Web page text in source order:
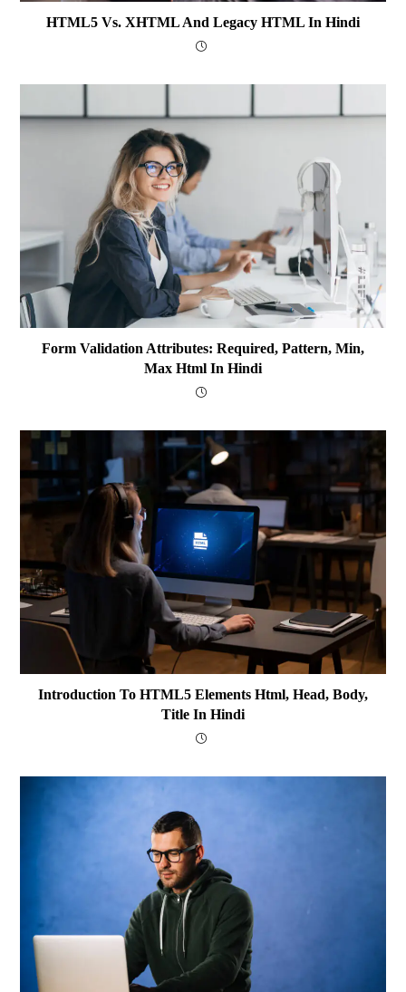
HTML5 Vs. XHTML And Legacy HTML In Hindi
Form Validation Attributes: Required, Pattern, Min,
Max Html In Hindi
Introduction To HTML5 Elements Html, Head, Body,
Title In Hindi